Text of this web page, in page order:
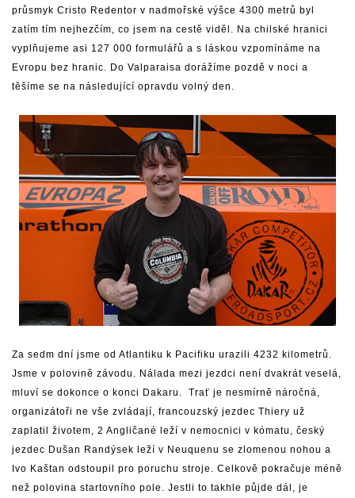
průsmyk Cristo Redentor v nadmořské výšce 4300 metrů byl
zatím tím nejhezčím, co jsem na cestě viděl. Na chilské hranici
vyplňujeme asi 127 000 formulářů a s láskou vzpomínáme na
Evropu bez hranic. Do Valparaisa dorážíme pozdě v noci a
těšíme se na následující opravdu volný den.
Za sedm dní jsme od Atlantiku k Pacifiku urazili 4232 kilometrů.
Jsme v polovině závodu. Nálada mezi jezdci není dvakrát veselá,
mluví se dokonce o konci Dakaru. Trať je nesmírně náročná,
organizátoři ne vše zvládají, francouzský jezdec Thiery už
zaplatil životem, 2 Angličané leží v nemocnici v kómatu, český
jezdec Dušan Randýsek leží v Neuquenu se zlomenou nohou a
Ivo Kaštan odstoupil pro poruchu stroje. Celkově pokračuje méně
než polovina startovního pole. Jestli to takhle půjde dál, je